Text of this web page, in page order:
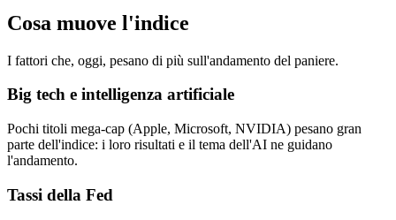
Cosa muove l'indice
I fattori che, oggi, pesano di più sull'andamento del paniere.
Big tech e intelligenza artificiale
Pochi titoli mega-cap (Apple, Microsoft, NVIDIA) pesano gran
parte dell'indice: i loro risultati e il tema dell'AI ne guidano
l'andamento.
Tassi della Fed